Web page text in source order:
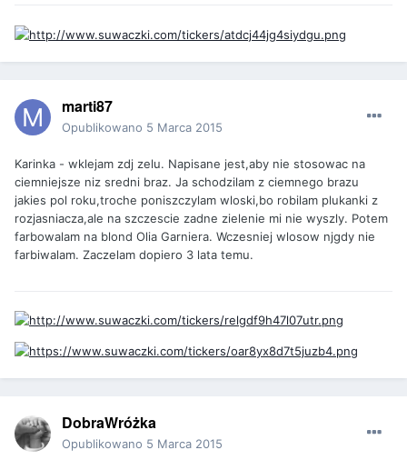
marti87
Opublikowano 5 Marca 2015
Karinka - wklejam zdj zelu. Napisane jest,aby nie stosowac na
ciemniejsze niz sredni braz. Ja schodzilam z ciemnego brazu
jakies pol roku,troche poniszczylam wloski,bo robilam plukanki z
rozjasniacza,ale na szczescie zadne zielenie mi nie wyszly. Potem
farbowalam na blond Olia Garniera. Wczesniej wlosow njgdy nie
farbiwalam. Zaczelam dopiero 3 lata temu.
DobraWróżka
Opublikowano 5 Marca 2015